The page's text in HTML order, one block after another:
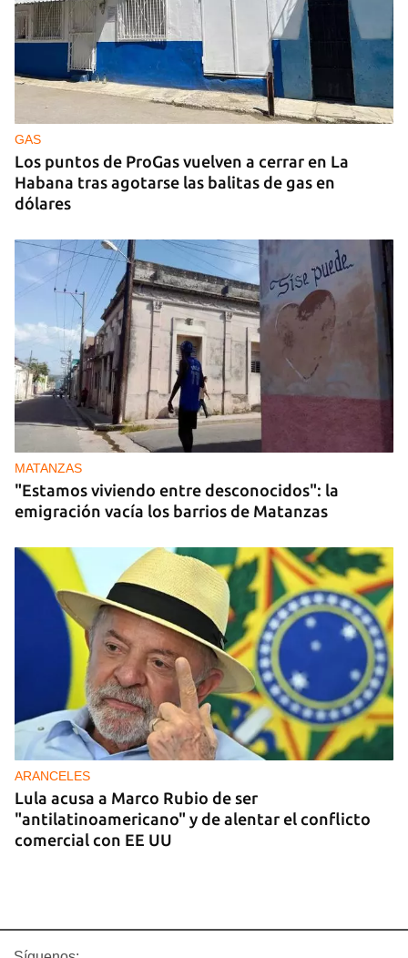
What Is Quantum Computing and Why Is It
Important?
GAS
Los puntos de ProGas vuelven a cerrar en La
Habana tras agotarse las balitas de gas en
dólares
MATANZAS
"Estamos viviendo entre desconocidos": la
emigración vacía los barrios de Matanzas
ARANCELES
Lula acusa a Marco Rubio de ser
"antilatinoamericano" y de alentar el conflicto
comercial con EE UU